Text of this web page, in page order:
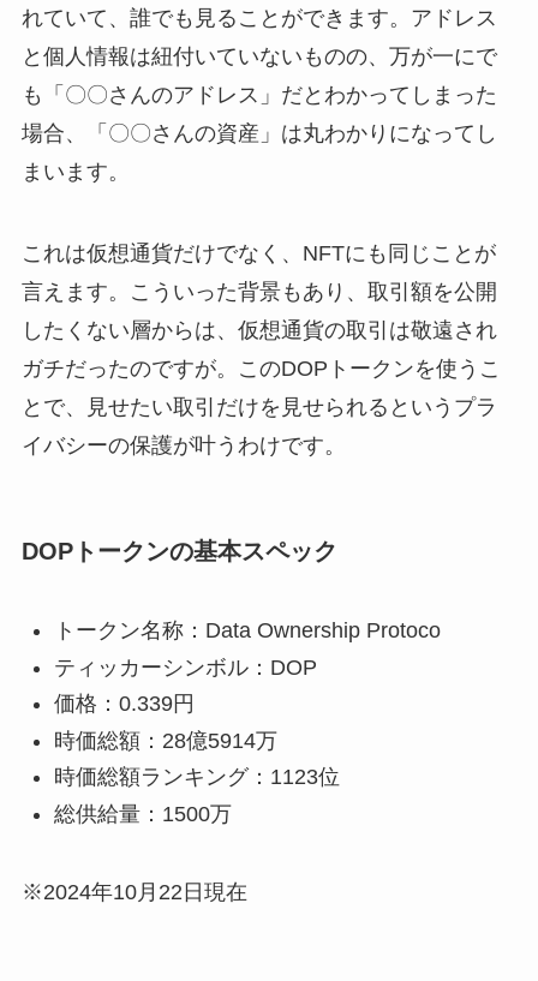
れていて、誰でも見ることができます。アドレス
と個人情報は紐付いていないものの、万が一にで
も「〇〇さんのアドレス」だとわかってしまった
場合、「〇〇さんの資産」は丸わかりになってし
まいます。
これは仮想通貨だけでなく、NFTにも同じことが
言えます。こういった背景もあり、取引額を公開
したくない層からは、仮想通貨の取引は敬遠され
ガチだったのですが。このDOPトークンを使うこ
とで、見せたい取引だけを見せられるというプラ
イバシーの保護が叶うわけです。
DOPトークンの基本スペック
トークン名称：Data Ownership Protoco
ティッカーシンボル：DOP
価格：0.339円
時価総額：28億5914万
時価総額ランキング：1123位
総供給量：1500万
※2024年10月22日現在